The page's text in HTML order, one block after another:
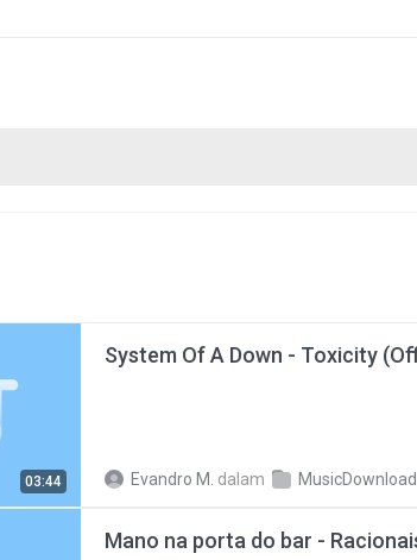
03:44 Evandro M. dalam MusicDownload